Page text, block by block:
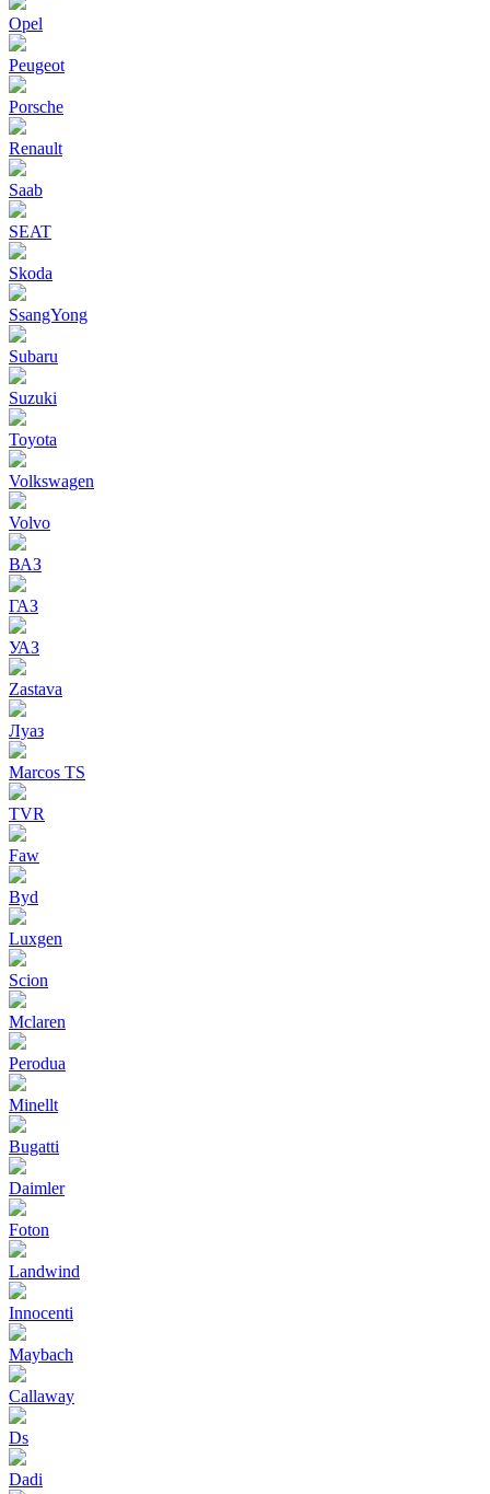
Opel
Peugeot
Porsche
Renault
Saab
SEAT
Skoda
SsangYong
Subaru
Suzuki
Toyota
Volkswagen
Volvo
ВАЗ
ГАЗ
УАЗ
Zastava
Луаз
Marcos TS
TVR
Faw
Byd
Luxgen
Scion
Mclaren
Perodua
Minellt
Bugatti
Daimler
Foton
Landwind
Innocenti
Maybach
Callaway
Ds
Dadi